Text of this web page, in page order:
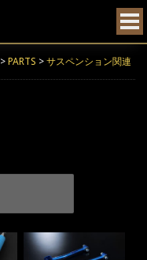
>PARTS >サスペンション関連